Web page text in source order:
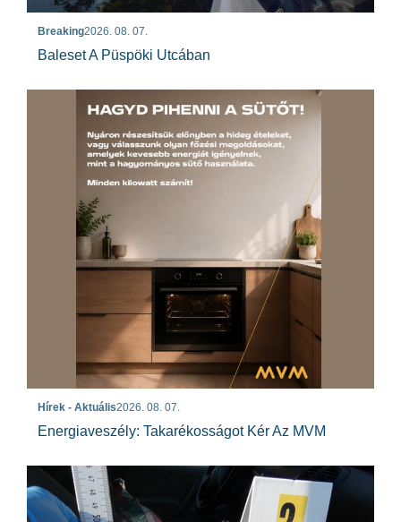
Breaking2026. 08. 07.
Baleset A Püspöki Utcában
Hírek - Aktuális2026. 08. 07.
Energiaveszély: Takarékosságot Kér Az MVM